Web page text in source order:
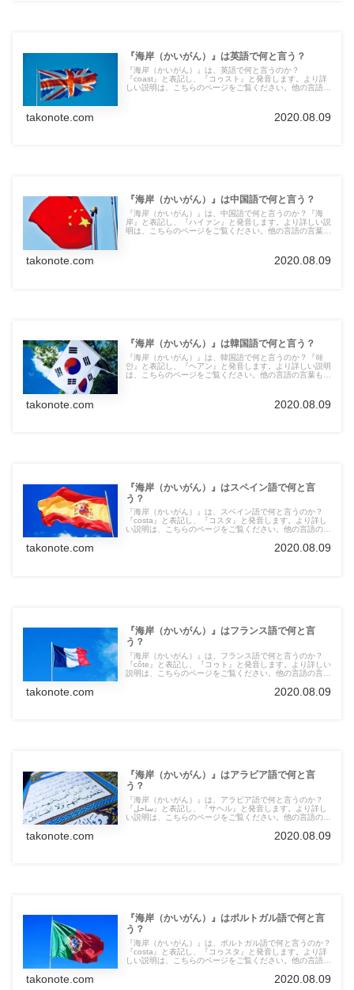
『海岸（かいがん）』は英語で何と言う？
『海岸（かいがん）』は、英語で何と言うのか？
『coast』と表記し、『コゥスト』と発音します。より詳
しい説明は、こちらのページをご覧ください。他の言語の
takonote.com 2020.08.09
『海岸（かいがん）』は中国語で何と言う？
『海岸（かいがん）』は、中国語で何と言うのか？『海
岸』と表記し、『ハイァン』と発音します。より詳しい説
明は、こちらのページをご覧ください。他の言語の言葉も
takonote.com 2020.08.09
『海岸（かいがん）』は韓国語で何と言う？
『海岸（かいがん）』は、韓国語で何と言うのか？『해
안』と表記し、『ヘアン』と発音します。より詳しい説明
は、こちらのページをご覧ください。他の言語の言葉も紹
takonote.com 2020.08.09
『海岸（かいがん）』はスペイン語で何と言
う？
『海岸（かいがん）』は、スペイン語で何と言うのか？
『costa』と表記し、『コスタ』と発音します。より詳し
い説明は、こちらのページをご覧ください。他の言語の言
takonote.com 2020.08.09
『海岸（かいがん）』はフランス語で何と言
う？
『海岸（かいがん）』は、フランス語で何と言うのか？
『côte』と表記し、『コゥト』と発音します。より詳しい
説明は、こちらのページをご覧ください。他の言語の言葉
takonote.com 2020.08.09
『海岸（かいがん）』はアラビア語で何と言
う？
『海岸（かいがん）』は、アラビア語で何と言うのか？
『ساحل』と表記し、『サヘル』と発音します。より詳し
い説明は、こちらのページをご覧ください。他の言語の言
takonote.com 2020.08.09
『海岸（かいがん）』はポルトガル語で何と言
う？
『海岸（かいがん）』は、ポルトガル語で何と言うのか？
『costa』と表記し、『コゥスタ』と発音します。より詳
しい説明は、こちらのページをご覧ください。他の言語の
takonote.com 2020.08.09